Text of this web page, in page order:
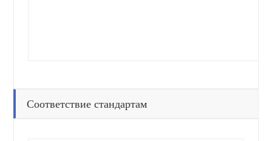
Соответствие стандартам